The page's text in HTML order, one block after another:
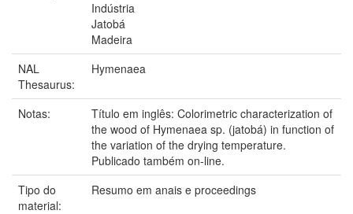
Indústria
Jatobá
Madeira
NAL
Thesaurus:
Hymenaea
Notas:
Título em inglês: Colorimetric characterization of
the wood of Hymenaea sp. (jatobá) in function of
the variation of the drying temperature.
Publicado também on-line.
Tipo do
material:
Resumo em anais e proceedings